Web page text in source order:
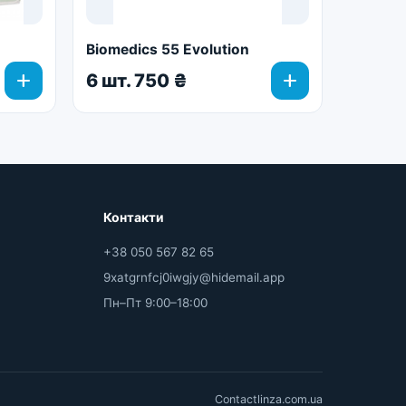
add
Biomedics 55 Evolution
6 шт. 750 ₴ add
Контакти
+38 050 567 82 65
9xatgrnfcj0iwgjy@hidemail.app
Пн–Пт 9:00–18:00
Contactlinza.com.ua